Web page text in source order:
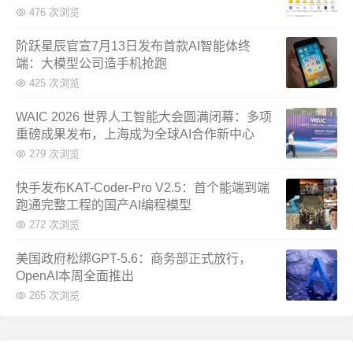
476 次浏览
阶跃星辰官宣7月13日发布首款AI智能体终
端：大模型公司造手机抢跑
425 次浏览
WAIC 2026 世界人工智能大会圆满闭幕：多项
重磅成果发布，上海成为全球AI合作新中心
279 次浏览
快手发布KAT-Coder-Pro V2.5：首个能端到端
跑通完整工程的国产AI编程模型
272 次浏览
美国政府松绑GPT-5.6：商务部正式放行，
OpenAI本周全面推出
265 次浏览